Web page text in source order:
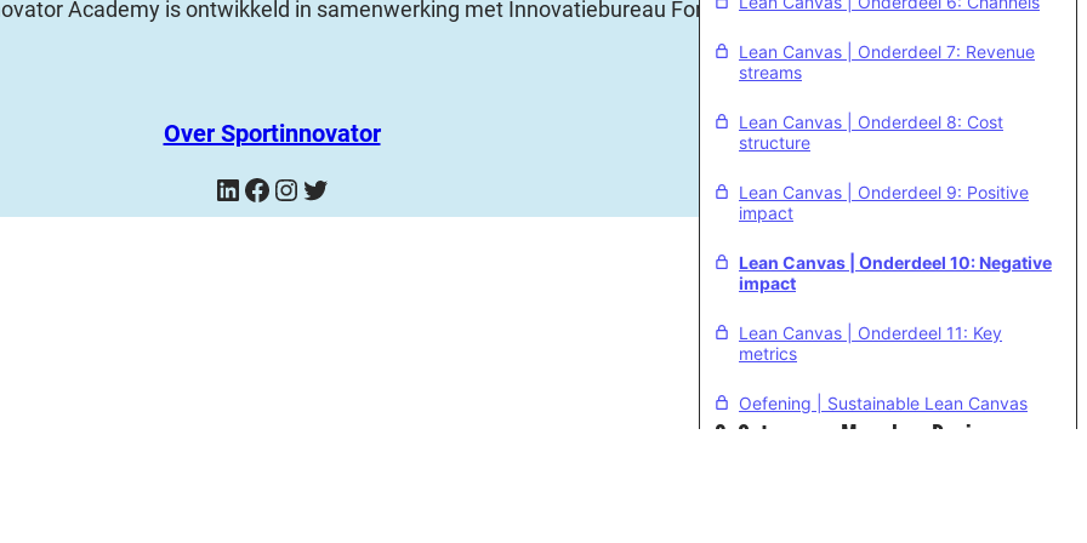
Lean Canvas | Onderdeel 7: Revenue
streams
Lean Canvas | Onderdeel 8: Cost
structure
Lean Canvas | Onderdeel 9: Positive
impact
Lean Canvas | Onderdeel 10: Negative
impact
Lean Canvas | Onderdeel 11: Key
metrics
Oefening | Sustainable Lean Canvas
3. Ontwerpen Meerdere Business
Academy is ontwikkeld in samenwerking met Innovatiebureau Forty
Over Sportinnovator
LinkedIn
Facebook
Instagram
Twitter